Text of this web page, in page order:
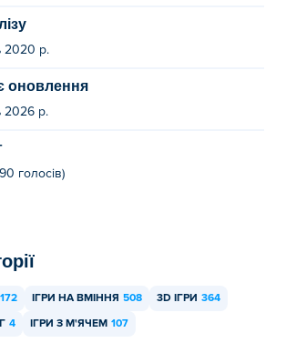
2020 р.
оновлення
2026 р.
голосів)
172 ІГРИ НА ВМІННЯ 508 3D ІГРИ 364
4 ІГРИ З М'ЯЧЕМ 107